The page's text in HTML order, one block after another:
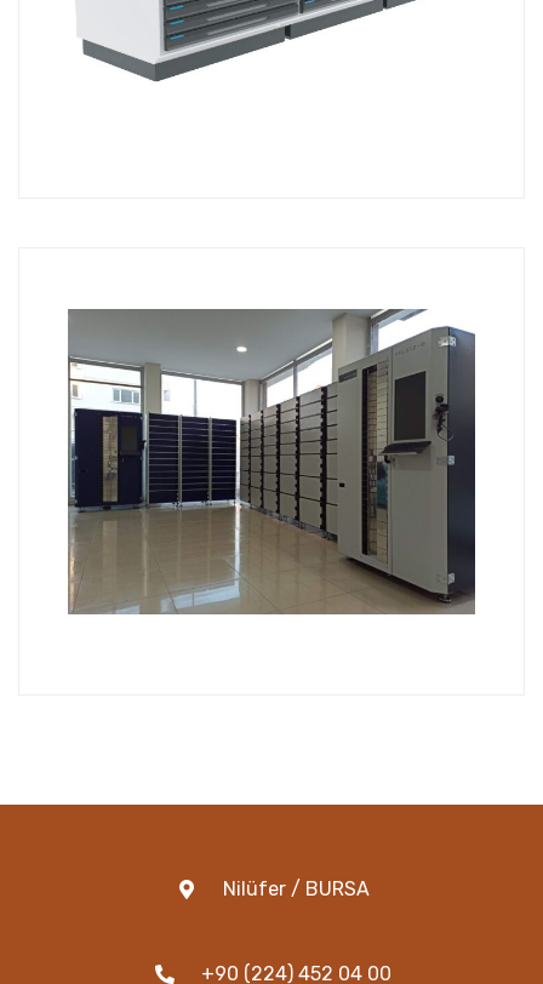
Nilüfer / BURSA
+90 (224) 452 04 00